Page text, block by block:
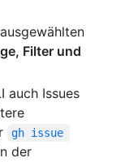
Filter und
auch Issues
gh issue
der